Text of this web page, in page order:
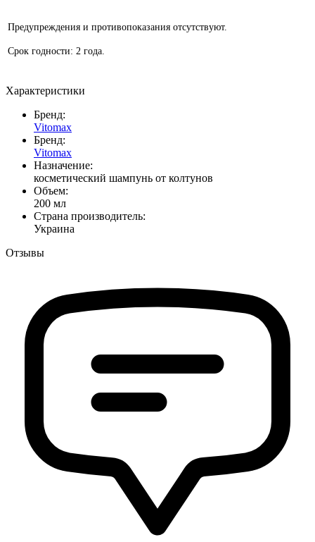
Предупреждения и противопоказания отсутствуют.
Срок годности: 2 года.
Характеристики
Бренд:
Vitomax
Бренд:
Vitomax
Назначение:
косметический шампунь от колтунов
Объем:
200 мл
Страна производитель:
Украина
Отзывы